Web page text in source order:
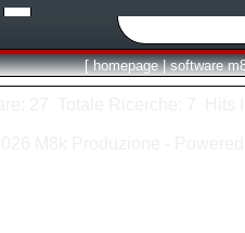
[ homepage | software